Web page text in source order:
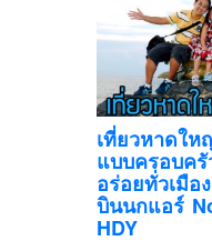
เที่ยวหาดใ
แบบครอบค
อร่อยทั่วเมือ
บินนกแอร์
HDY